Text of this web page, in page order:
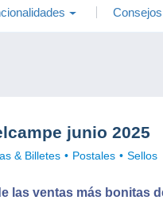
junio 2025
& Billetes Postales Sellos
las ventas más bonitas